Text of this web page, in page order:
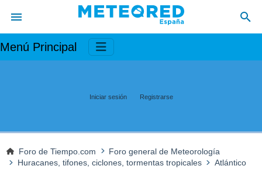
Menú Principal
Iniciar sesión Registrarse
Foro de Tiempo.com
Foro general de Meteorología
Huracanes, tifones, ciclones, tormentas tropicales
Atlántico